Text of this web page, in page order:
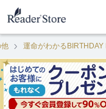
運命がわかるBIRTHDAY